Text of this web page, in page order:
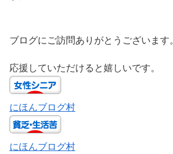
ブログにご訪問ありがとうございます。
応援していただけると嬉しいです。
にほんブログ村
にほんブログ村